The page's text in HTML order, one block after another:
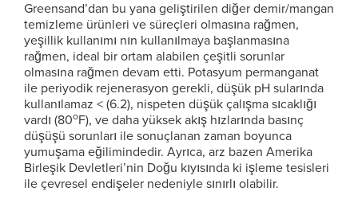
Greensand’dan bu yana geliştirilen diğer demir/mangan
temizleme ürünleri ve süreçleri olmasına rağmen,
yeşillik kullanımı nın kullanılmaya başlanmasına
rağmen, ideal bir ortam alabilen çeşitli sorunlar
olmasına rağmen devam etti. Potasyum permanganat
ile periyodik rejenerasyon gerekli, düşük pH sularında
kullanılamaz < (6.2), nispeten düşük çalışma sıcaklığı
vardı (80oF), ve daha yüksek akış hızlarında basınç
düşüşü sorunları ile sonuçlanan zaman boyunca
yumuşama eğilimindedir. Ayrıca, arz bazen Amerika
Birleşik Devletleri’nin Doğu kıyısında ki işleme tesisleri
ile çevresel endişeler nedeniyle sınırlı olabilir.